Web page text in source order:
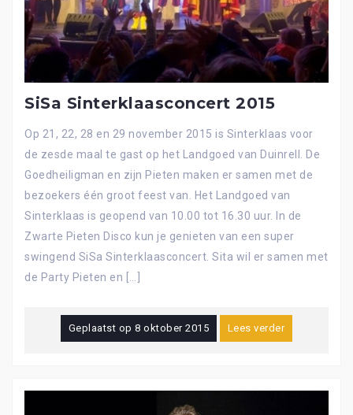
SiSa Sinterklaasconcert 2015
Op 21, 22, 28 en 29 november 2015 is Sinterklaas voor
de zesde maal te gast op het Landgoed van Duinrell. De
Goedheiligman en zijn Pieten maken er samen met de
bezoekers één groot feest van. Het Landgoed van
Sinterklaas is geopend van 10.00 tot 16.30 uur. In de
Zwarte Pieten Disco kun je genieten van een super
swingend SiSa Sinterklaasconcert. Sita wil er samen met
de Party Pieten en […]
Geplaatst op8 oktober 2015 Lees verder